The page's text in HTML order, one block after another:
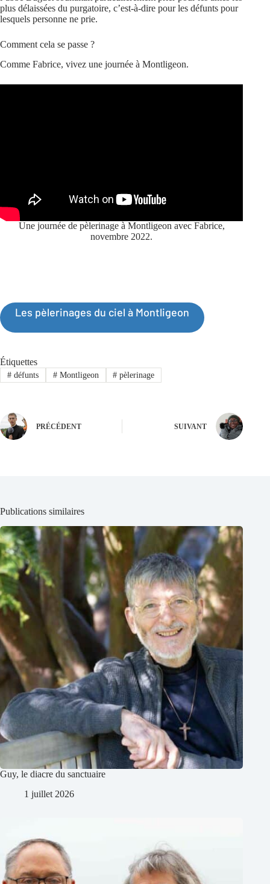
plus délaissées du purgatoire, c’est-à-dire pour les défunts pour
lesquels personne ne prie.
Comment cela se passe ?
Comme Fabrice, vivez une journée à Montligeon.
Une journée de pèlerinage à Montligeon avec Fabrice,
novembre 2022.
Les pèlerinages du ciel à Montligeon
Étiquettes
#défunts #Montligeon # pèlerinage
PRÉCÉDENT SUIVANT
Publications similaires
Guy, le diacre du sanctuaire
1 juillet 2026